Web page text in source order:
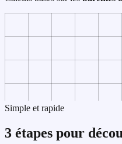
Simple et rapide
3 étapes pour